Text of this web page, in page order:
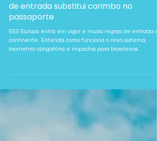
EES Europa entra em vigor: novo
de entrada substitui carimbo no
passaporte
EES Europa entra em vigor e muda regras de entrada
continente. Entenda como funciona o novo sistema,